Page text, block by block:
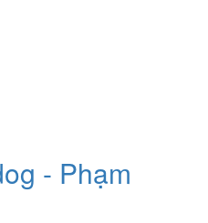
- Phạm